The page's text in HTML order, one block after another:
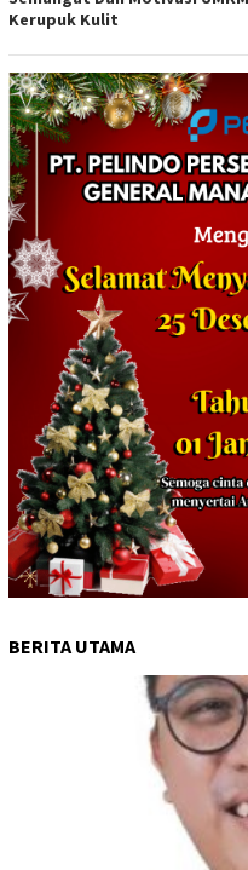
Kerupuk Kulit
BERITA UTAMA